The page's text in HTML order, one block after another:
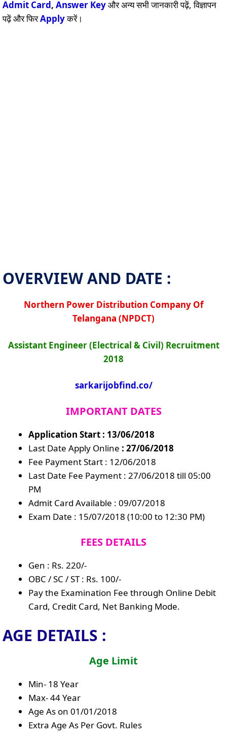
Admit Card, Answer Keyऔर अन्य सभी जानकारी पढ़ें, विज्ञापन
पढ़ें और फिरApplyकरें।
OVERVIEW AND DATE :
Northern Power Distribution Company Of
Telangana (NPDCT)
Assistant Engineer (Electrical & Civil) Recruitment
2018
sarkarijobfind.co/
IMPORTANT DATES
Application Start : 13/06/2018
Last Date Apply Online : 27/06/2018
Fee Payment Start : 12/06/2018
Last Date Fee Payment : 27/06/2018 till 05:00
PM
Admit Card Available : 09/07/2018
Exam Date : 15/07/2018 (10:00 to 12:30 PM)
FEES DETAILS
Gen : Rs. 220/-
OBC / SC / ST : Rs. 100/-
Pay the Examination Fee through Online Debit
Card, Credit Card, Net Banking Mode.
AGE DETAILS :
Age Limit
Min- 18 Year
Max- 44 Year
Age As on 01/01/2018
Extra Age As Per Govt. Rules